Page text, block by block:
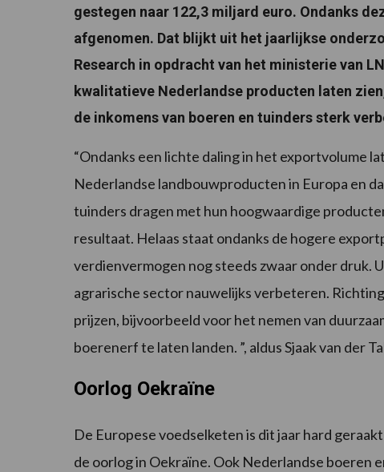
gestegen naar 122,3 miljard euro. Ondanks
afgenomen. Dat blijkt uit het jaarlijkse
Research in opdracht van het ministerie van
kwalitatieve Nederlandse producten laten
de inkomens van boeren en tuinders sterk
“Ondanks een lichte daling in het exportvolume
Nederlandse landbouwproducten in Europa en
tuinders dragen met hun hoogwaardige
resultaat. Helaas staat ondanks de hogere
verdienvermogen nog steeds zwaar onder druk.
agrarische sector nauwelijks verbeteren.
prijzen, bijvoorbeeld voor het nemen van
boerenerf te laten landen. ”, aldus Sjaak van der
Oorlog Oekraïne
De Europese voedselketen is dit jaar hard
de oorlog in Oekraïne. Ook Nederlandse boeren